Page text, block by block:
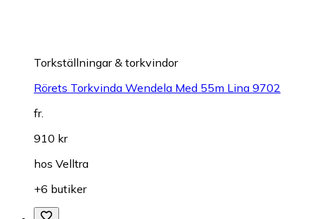
Torkställningar & torkvindor
Rörets Torkvinda Wendela Med 55m Lina 9702
fr.
910 kr
hos Velltra
+6 butiker